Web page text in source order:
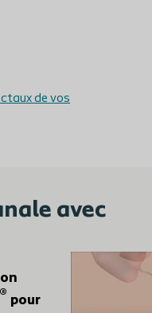
de vos
avec
® pour